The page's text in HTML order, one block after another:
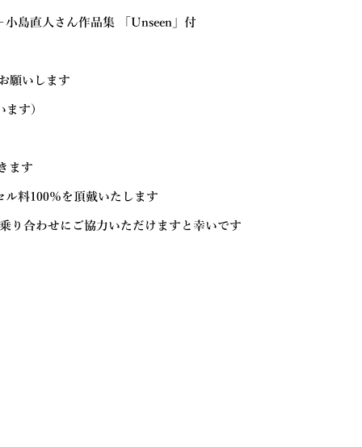
島直人さん作品集 「Unseen」付
願いします
す）
ます
料100％を頂戴いたします
り合わせにご協力いただけますと幸いです